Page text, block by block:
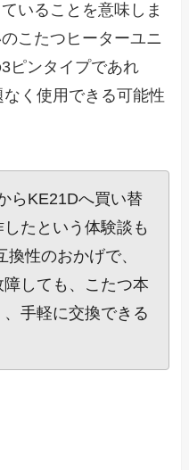
いることを意味しま
こたつヒーターユニ
ピンタイプであれ
く使用できる可能性
らKE21Dへ買い替
たという体験談も
性のおかげで、
しても、こたつ本
手軽に交換できる